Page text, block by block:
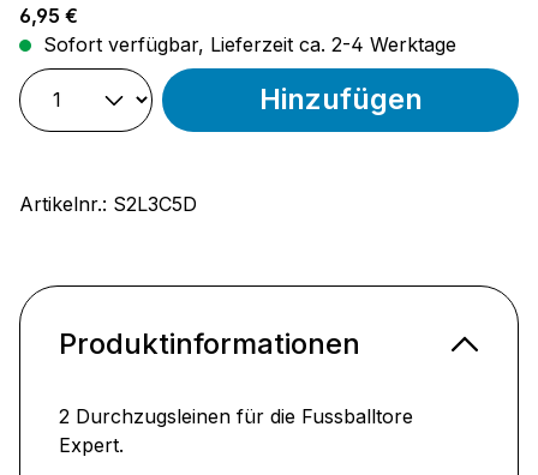
Regulärer Preis:
6,95 €
Sofort verfügbar, Lieferzeit ca. 2-4 Werktage
Hinzufügen
Artikelnr.: S2L3C5D
Produktinformationen
2 Durchzugsleinen für die Fussballtore
Expert.